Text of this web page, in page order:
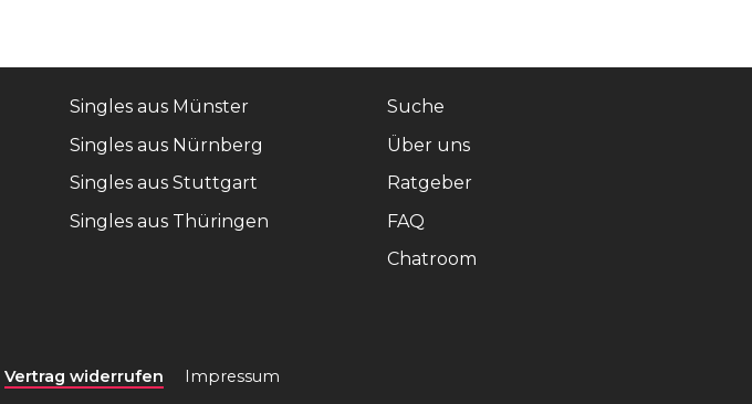
Singles aus Münster
Singles aus Nürnberg
Singles aus Stuttgart
Singles aus Thüringen
Suche
Über uns
Ratgeber
FAQ
Chatroom
Vertrag widerrufen Impressum